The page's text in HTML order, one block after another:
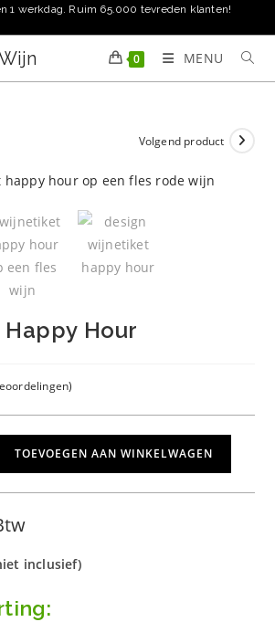
1 werkdag. Ruim 65.000 tevreden klanten!
0 MENU
Volgend product
Hour
TOEVOEGEN AAN WINKELWAGEN
inclusief)